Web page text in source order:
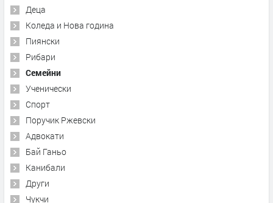
Деца
Коледа и Нова година
Пиянски
Рибари
Семейни
Ученически
Спорт
Поручик Ржевски
Адвокати
Бай Ганьо
Канибали
Други
Чукчи